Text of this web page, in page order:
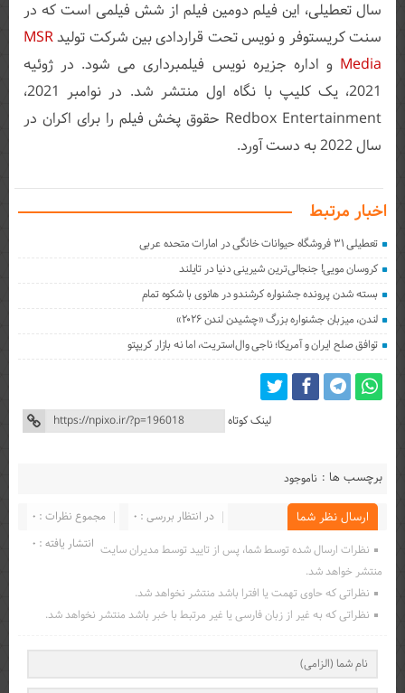
سال تعطیلی، این فیلم دومین فیلم از شش فیلمی است که در
سنت کریستوفر و نویس تحت قراردادی بین شرکت تولیدMSR
Media و اداره جزیره نویس فیلمبرداری می شود. در ژوئیه
2021، یک کلیپ با نگاه اول منتشر شد. در نوامبر 2021،
Redbox Entertainment حقوق پخش فیلم را برای اکران در
سال 2022 به دست آورد.
اخبار مرتبط
تعطیلی ۳۱ فروشگاه حیوانات خانگی در امارات متحده عربی
کروسان مویی! جنجالی‌ترین شیرینی دنیا در تایلند
بسته شدن پرونده جشنواره کرشندو در هانوی با شکوه تمام
لندن، میزبان جشنواره بزرگ «چشیدن لندن ۲۰۲۶»
توافق صلح ایران و آمریکا؛ ناجی وال‌استریت، اما نه بازار کریپتو
لینک کوتاه
برچسب ها : ناموجود
ارسال نظر شما مجموع نظرات : 0
در انتظار بررسی : 0
انتشار یافته : 0 نظرات ارسال شده توسط شما، پس از تایید توسط مدیران سایت
منتشر خواهد شد.
نظراتی که حاوی تهمت یا افترا باشد منتشر نخواهد شد.
نظراتی که به غیر از زبان فارسی یا غیر مرتبط با خبر باشد منتشر نخواهد شد.